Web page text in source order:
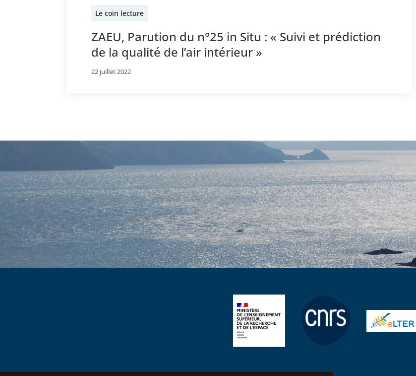
Le coin lecture
ZAEU, Parution du n°25 in Situ : « Suivi et prédiction
de la qualité de l’air intérieur »
22 juillet 2022